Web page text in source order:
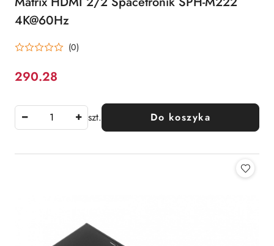
4K@60Hz
(0)
Cena:
290.28
szt. Do koszyka